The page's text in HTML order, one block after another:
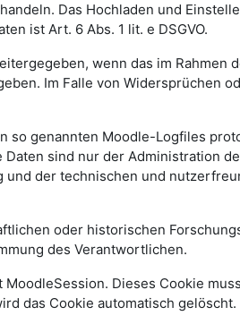
Das Hochladen und
ist Art. 6 Abs. 1 lit. e DSGVO.
wenn das im
Im Falle von Widersprüchen
so genannten Moodle-Logfiles
sind nur der Administration
der technischen und
oder historischen
des Verantwortlichen.
Dieses Cookie
das Cookie automatisch gelöscht.